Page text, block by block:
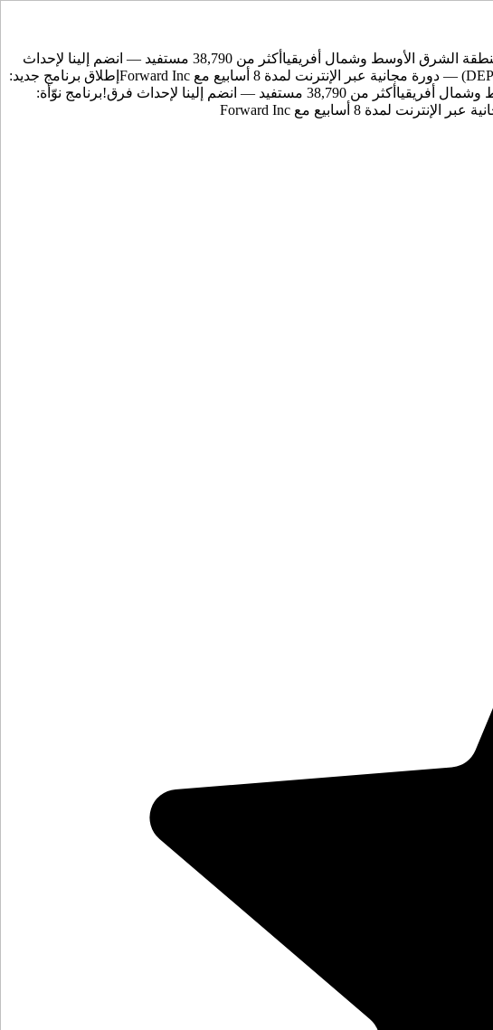
أكثر من 38,790 مستفيد — انضم إلينا لإحداث
إطلاق برنامج جديد:
أكثر من 38,790 مستفيد — انضم إلينا لإحداث فرق!
برنامج نوّأة: